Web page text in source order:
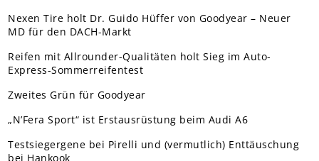
Nexen Tire holt Dr. Guido Hüffer von Goodyear – Neuer
MD für den DACH-Markt
Reifen mit Allrounder-Qualitäten holt Sieg im Auto-
Express-Sommerreifentest
Zweites Grün für Goodyear
„N’Fera Sport“ ist Erstausrüstung beim Audi A6
Testsiegergene bei Pirelli und (vermutlich) Enttäuschung
bei Hankook